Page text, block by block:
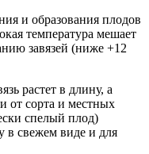
и образования плодов
температура мешает
завязей (ниже +12
растет в длину, а
от сорта и местных
спелый плод)
в свежем виде и для